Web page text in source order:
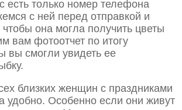
есть только номер телефона
с ней перед отправкой и
она могла получить цветы
вам фотоотчет по итогу
вы смогли увидеть ее
близких женщин с праздниками
удобно. Особенно если они живут